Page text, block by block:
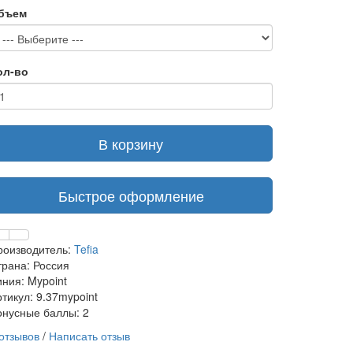
во
В корзину
Быстрое оформление
Tefia
Россия
Mypoint
9.37mypoint
баллы: 2
/ Написать отзыв